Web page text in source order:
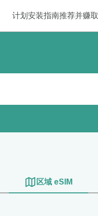
计划 安装指南推荐并赚取
区域 eSIM